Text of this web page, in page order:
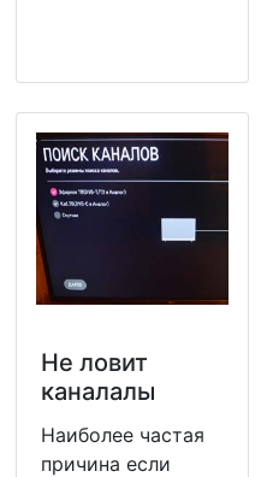
Не ловит
каналалы
Наиболее частая
причина если